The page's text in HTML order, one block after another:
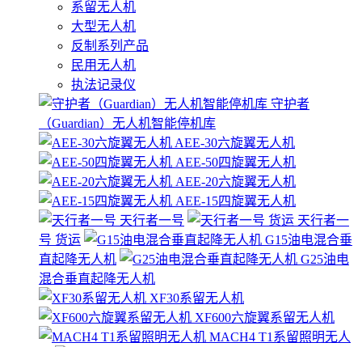
系留无人机
大型无人机
反制系列产品
民用无人机
执法记录仪
守护者
（Guardian）无人机智能停机库
AEE-30六旋翼无人机
AEE-50四旋翼无人机
AEE-20六旋翼无人机
AEE-15四旋翼无人机
天行者一号
天行者一
号 货运
G15油电混合垂
直起降无人机
G25油电
混合垂直起降无人机
XF30系留无人机
XF600六旋翼系留无人机
MACH4 T1系留照明无人